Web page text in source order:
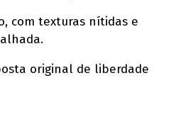
com texturas nítidas e
original de liberdade